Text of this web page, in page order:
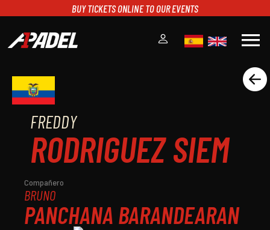
BUY TICKETS ONLINE TO OUR EVENTS
menu
NOTICIAS
MULTIMEDIA
FREDDY
RODRIGUEZ SIEM
Compañero
BRUNO
PANCHANA BARANDEARAN